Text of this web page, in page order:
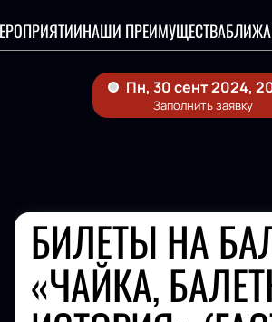
НАШИ ПРЕИМУЩЕСТВА
БИЛЕТЫ НА
«ЧАЙКА,